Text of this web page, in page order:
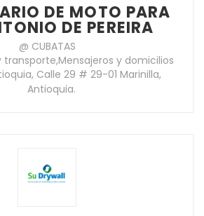
DE MOTO PARA
DE PEREIRA
@ CUBATAS
transporte,Mensajeros y domicilios
Calle 29 # 29-01 Marinilla,
Antioquia.